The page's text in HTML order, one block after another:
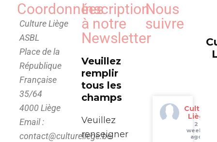
Coordonnées
Culture Liège
ASBL
Place de la
République
Française
35/64
4000 Liège
Email :
contact@cultureliege.be
Inscription
à notre
Newsletter
Veuillez
remplir
tous les
champs
Veuillez
renseigner
Nous
suivre
Culture
Liège
2
weeks
ago